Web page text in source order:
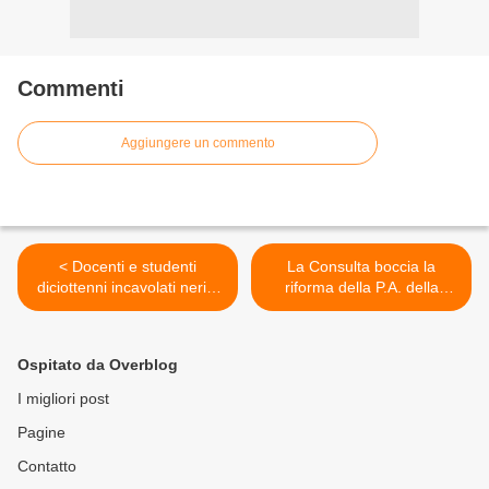
Commenti
Aggiungere un commento
< Docenti e studenti
diciottenni incavolati neri a
causa delle procedure
dotarsi di credenziali Spid (il
Sistema pubblico di identità
digitale, la cosiddetta carta
d'identità elettronica).
La Consulta boccia la
riforma della P.A. della
ministra Madia >
Ospitato da Overblog
I migliori post
Pagine
Contatto